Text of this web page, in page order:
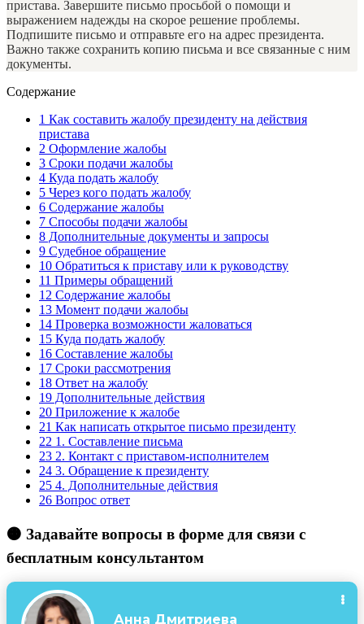
пристава. Завершите письмо просьбой о помощи и
выражением надежды на скорое решение проблемы.
Подпишите письмо и отправьте его на адрес президента.
Важно также сохранить копию письма и все связанные с ним
документы.
Содержание
1 Как составить жалобу президенту на действия
пристава
2 Оформление жалобы
3 Сроки подачи жалобы
4 Куда подать жалобу
5 Через кого подать жалобу
6 Содержание жалобы
7 Способы подачи жалобы
8 Дополнительные документы и запросы
9 Судебное обращение
10 Обратиться к приставу или к руководству
11 Примеры обращений
12 Содержание жалобы
13 Момент подачи жалобы
14 Проверка возможности жаловаться
15 Куда подать жалобу
16 Составление жалобы
17 Сроки рассмотрения
18 Ответ на жалобу
19 Дополнительные действия
20 Приложение к жалобе
21 Как написать открытое письмо президенту
22 1. Составление письма
23 2. Контакт с приставом-исполнителем
24 3. Обращение к президенту
25 4. Дополнительные действия
26 Вопрос ответ
🟠 Задавайте вопросы в форме для связи с
бесплатным консультантом